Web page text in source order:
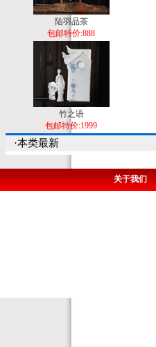
陆羽品茶
包邮特价:888
竹之语
包邮特价:1999
·本类最新
关于我们